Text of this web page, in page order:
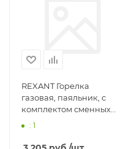
REXANT Горелка
газовая, паяльник, с
комплектом сменных
насадок, 11 предметов
: 1